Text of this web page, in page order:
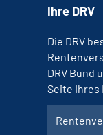
Ihre DRV
Die DRV
DRV Bund
Seite